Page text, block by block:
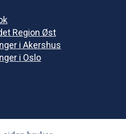
Region Øst
i Akershus
i Oslo